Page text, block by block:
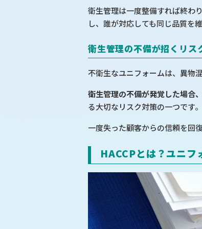
衛生管理は一度整備すれば終わ
し、誰が対応しても同じ品質を
衛生管理の不備が招くリス
不衛生なユニフォームは、異物
衛生管理の不備が発覚した場合
る大切なリスク対策の一つです。
一度失った顧客からの信頼を回
HACCPとは？ユニフ